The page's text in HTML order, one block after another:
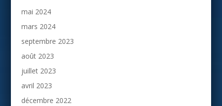
mai 2024
mars 2024
septembre 2023
août 2023
juillet 2023
avril 2023
décembre 2022